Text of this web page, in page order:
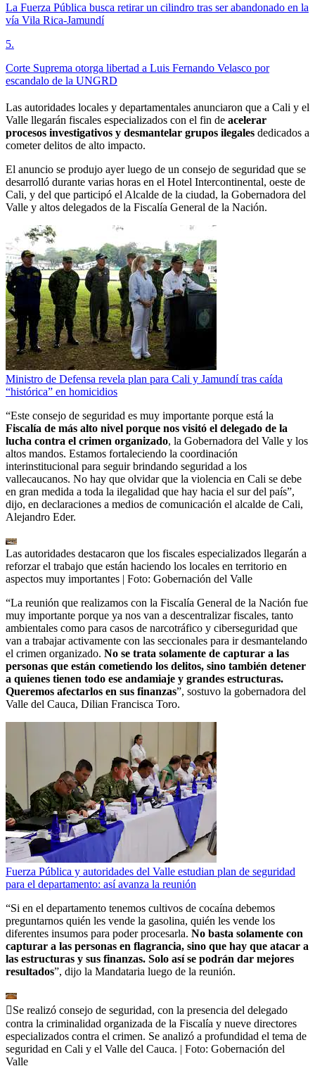
La Fuerza Pública busca retirar un cilindro tras ser abandonado en la
vía Vila Rica-Jamundí
5.
Corte Suprema otorga libertad a Luis Fernando Velasco por
escandalo de la UNGRD
Las autoridades locales y departamentales anunciaron que a Cali y el
Valle llegarán fiscales especializados con el fin de acelerar
procesos investigativos y desmantelar grupos ilegales dedicados a
cometer delitos de alto impacto.
El anuncio se produjo ayer luego de un consejo de seguridad que se
desarrolló durante varias horas en el Hotel Intercontinental, oeste de
Cali, y del que participó el Alcalde de la ciudad, la Gobernadora del
Valle y altos delegados de la Fiscalía General de la Nación.
Ministro de Defensa revela plan para Cali y Jamundí tras caída
“histórica” en homicidios
“Este consejo de seguridad es muy importante porque está la
Fiscalía de más alto nivel porque nos visitó el delegado de la
lucha contra el crimen organizado, la Gobernadora del Valle y los
altos mandos. Estamos fortaleciendo la coordinación
interinstitucional para seguir brindando seguridad a los
vallecaucanos. No hay que olvidar que la violencia en Cali se debe
en gran medida a toda la ilegalidad que hay hacia el sur del país”,
dijo, en declaraciones a medios de comunicación el alcalde de Cali,
Alejandro Eder.
Las autoridades destacaron que los fiscales especializados llegarán a
reforzar el trabajo que están haciendo los locales en territorio en
aspectos muy importantes | Foto: Gobernación del Valle
“La reunión que realizamos con la Fiscalía General de la Nación fue
muy importante porque ya nos van a descentralizar fiscales, tanto
ambientales como para casos de narcotráfico y ciberseguridad que
van a trabajar activamente con las seccionales para ir desmantelando
el crimen organizado. No se trata solamente de capturar a las
personas que están cometiendo los delitos, sino también detener
a quienes tienen todo ese andamiaje y grandes estructuras.
Queremos afectarlos en sus finanzas”, sostuvo la gobernadora del
Valle del Cauca, Dilian Francisca Toro.
Fuerza Pública y autoridades del Valle estudian plan de seguridad
para el departamento: así avanza la reunión
“Si en el departamento tenemos cultivos de cocaína debemos
preguntarnos quién les vende la gasolina, quién les vende los
diferentes insumos para poder procesarla. No basta solamente con
capturar a las personas en flagrancia, sino que hay que atacar a
las estructuras y sus finanzas. Solo así se podrán dar mejores
resultados”, dijo la Mandataria luego de la reunión.
Se realizó consejo de seguridad, con la presencia del delegado
contra la criminalidad organizada de la Fiscalía y nueve directores
especializados contra el crimen. Se analizó a profundidad el tema de
seguridad en Cali y el Valle del Cauca. | Foto: Gobernación del
Valle